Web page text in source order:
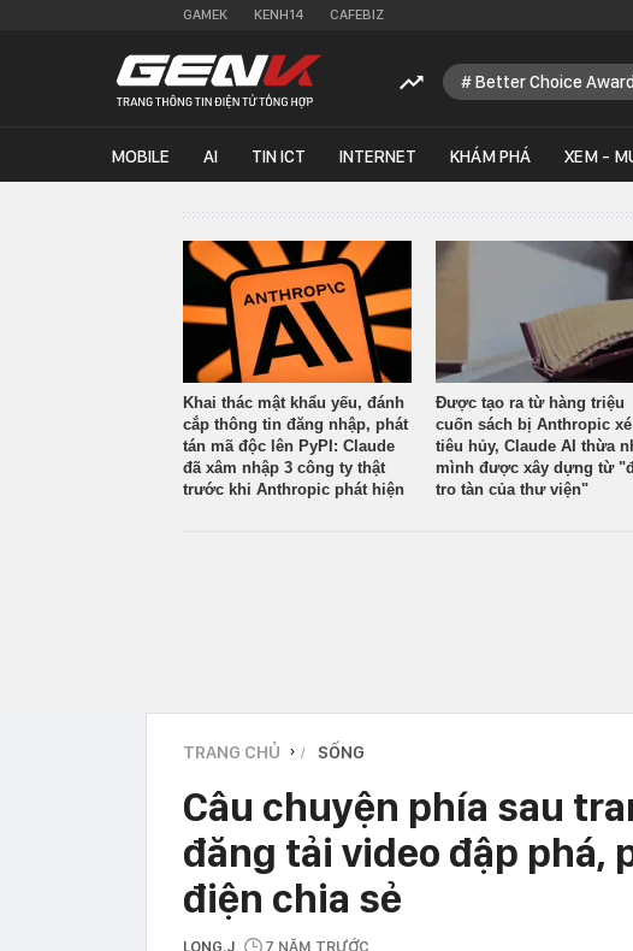
GAMEK KENH14 CAFEBIZ
Better Choice
MOBILE AI TIN ICT INTERNET KHÁM PHÁ XEM -
Khai thác mật khẩu yếu, đánh
cắp thông tin đăng nhập, phát
tán mã độc lên PyPI: Claude
đã xâm nhập 3 công ty thật
trước khi Anthropic phát hiện
Được tạo ra từ hàng triệu
cuốn sách bị Anthropic
tiêu hủy, Claude AI thừa
mình được xây dựng từ
tro tàn của thư viện"
TRANG CHỦ › SỐNG
Câu chuyện phía sau
đăng tải video đập phá,
điện chia sẻ
LONG.J 7 NĂM TRƯỚC